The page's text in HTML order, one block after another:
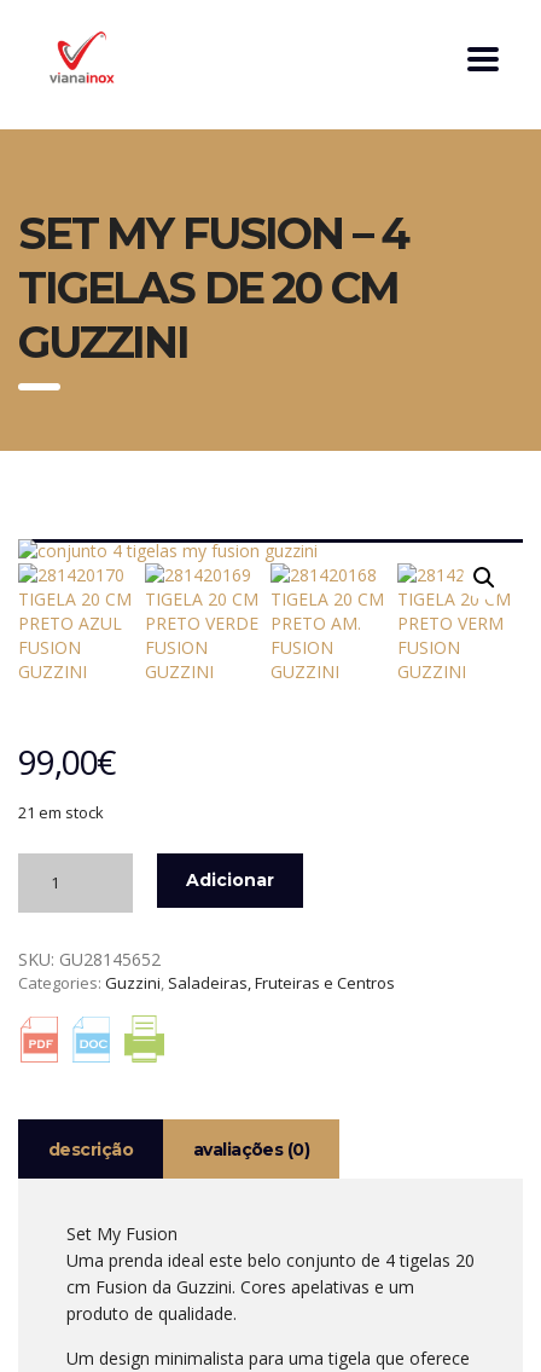
SET MY FUSION – 4
TIGELAS DE 20 CM
GUZZINI
99,00€
21 em stock
SET
FUSION
-
TIGELAS
DE
Adicionar
SKU: GU28145652
Categories: Guzzini, Saladeiras, Fruteiras e Centros
descrição avaliações (0)
Set My Fusion
Uma prenda ideal este belo conjunto de 4 tigelas 20
cm Fusion da Guzzini. Cores apelativas e um
produto de qualidade.
Um design minimalista para uma tigela que oferece